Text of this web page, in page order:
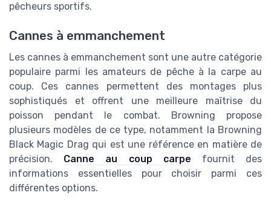
pêcheurs sportifs.
Cannes à emmanchement
Les cannes à emmanchement sont une autre catégorie
populaire parmi les amateurs de pêche à la carpe au
coup. Ces cannes permettent des montages plus
sophistiqués et offrent une meilleure maîtrise du
poisson pendant le combat. Browning propose
plusieurs modèles de ce type, notamment la Browning
Black Magic Drag qui est une référence en matière de
précision. Canne au coup carpe fournit des
informations essentielles pour choisir parmi ces
différentes options.